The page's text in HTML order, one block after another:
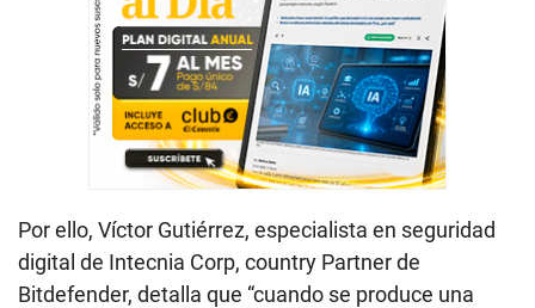
Por ello, Víctor Gutiérrez, especialista en seguridad
digital de Intecnia Corp, country Partner de
Bitdefender, detalla que “cuando se produce una